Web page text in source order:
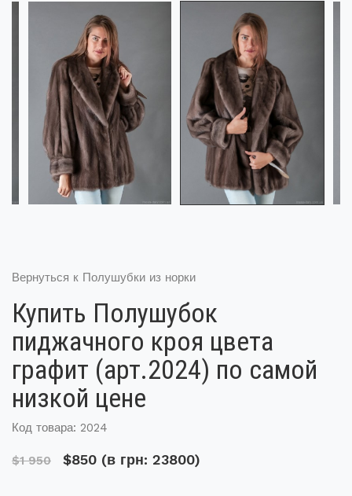
Вернуться к Полушубки из норки
Купить Полушубок
пиджачного кроя цвета
графит (арт.2024) по самой
низкой цене
Код товара: 2024
$1 950 $850 (в грн: 23800)